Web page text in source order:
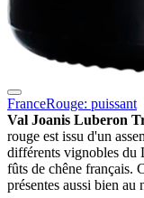
FranceRouge: puissant
Val Joanis Luberon
rouge est issu d'un
différents vignobles du
fûts de chêne français.
présentes aussi bien au